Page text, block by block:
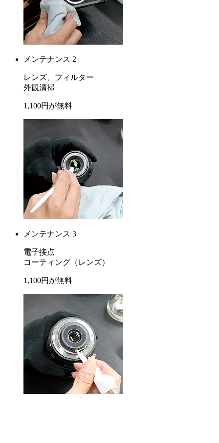
メンテナンス 2
レンズ、フィルター
外観清掃
1,100円が無料
メンテナンス 3
電子接点
コーティング （レンズ）
1,100円が無料